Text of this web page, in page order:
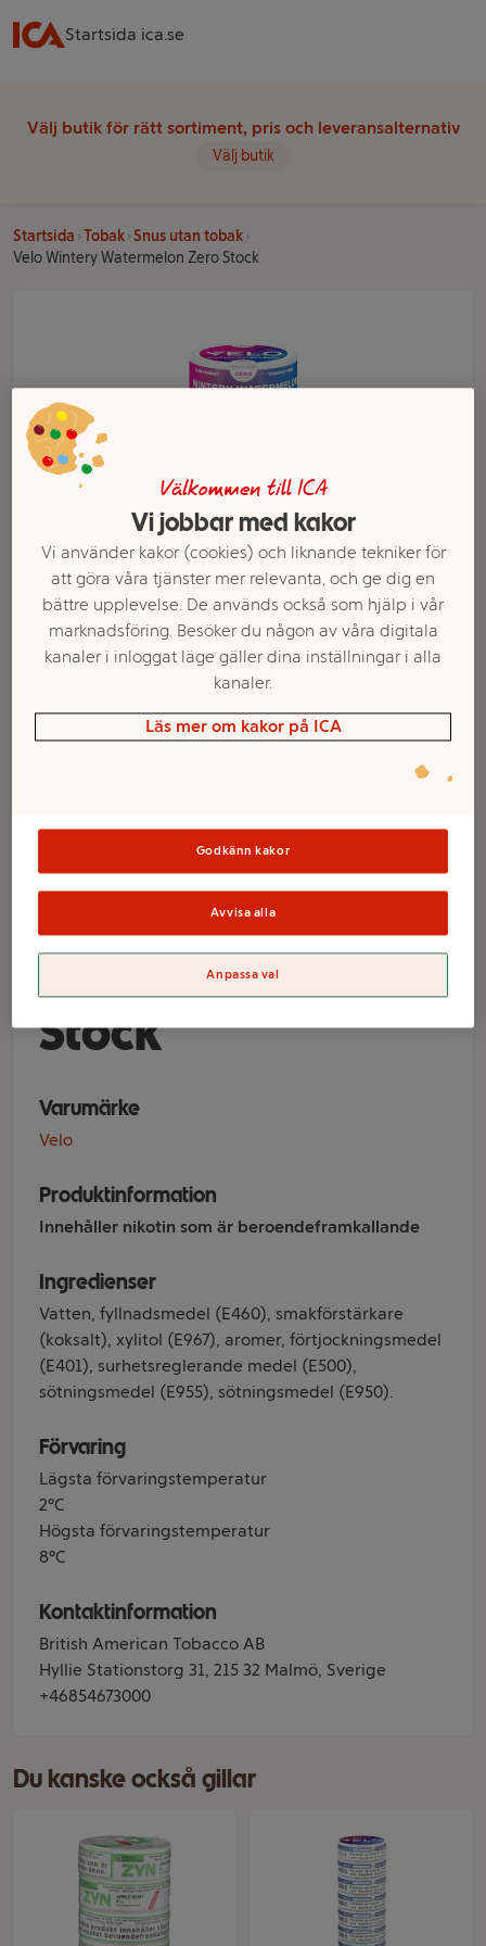
Startsida ica.se
Välj butik för rätt sortiment, pris och leveransalternativ
Välj butik
Startsida Tobak Snus utan tobak
Velo Wintery Watermelon Zero Stock
Velo Wintery
Watermelon Zero
Stock
Varumärke
Velo
Produktinformation
Innehåller nikotin som är beroendeframkallande
Ingredienser
Vatten, fyllnadsmedel (E460), smakförstärkare
(koksalt), xylitol (E967), aromer, förtjockningsmedel
(E401), surhetsreglerande medel (E500),
sötningsmedel (E955), sötningsmedel (E950).
Förvaring
Lägsta förvaringstemperatur
2°C
Högsta förvaringstemperatur
8°C
Kontaktinformation
British American Tobacco AB
Hyllie Stationstorg 31, 215 32 Malmö, Sverige
+46854673000
Du kanske också gillar
Välkommen till ICA
Vi jobbar med kakor
Vi använder kakor (cookies) och liknande tekniker för
att göra våra tjänster mer relevanta, och ge dig en
bättre upplevelse. De används också som hjälp i vår
marknadsföring. Besöker du någon av våra digitala
kanaler i inloggat läge gäller dina inställningar i alla
kanaler.
Läs mer om kakor på ICA
Godkänn kakor
Avvisa alla
Anpassa val